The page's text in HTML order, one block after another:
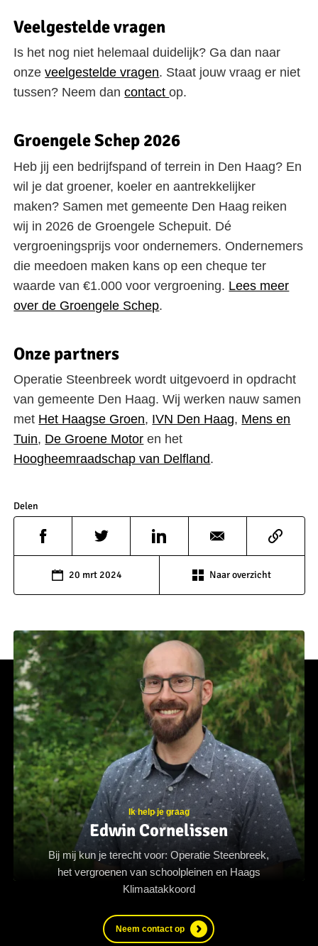
Veelgestelde vragen
Is het nog niet helemaal duidelijk? Ga dan naar
onzeveelgestelde vragen. Staat jouw vraag er niet
tussen? Neem dancontactop.
Groengele Schep 2026
Heb jij een bedrijfspand of terrein in Den Haag? En
wil je dat groener, koeler en aantrekkelijker
maken? Samen met gemeente Den Haag reiken
wij in 2026 de Groengele Schepuit. Dé
vergroeningsprijs voor ondernemers. Ondernemers
die meedoen maken kans op een cheque ter
waarde van €1.000 voor vergroening. Lees meer
over de Groengele Schep.
Onze partners
Operatie Steenbreek wordt uitgevoerd in opdracht
van gemeente Den Haag. Wij werken nauw samen
met Het Haagse Groen, IVN Den Haag, Mens en
Tuin, De Groene Motor en het
Hoogheemraadschap van Delfland.
Delen
20 mrt 2024 Naar overzicht
Ik help je graag
Edwin Cornelissen
Bij mij kun je terecht voor: Operatie Steenbreek,
het vergroenen van schoolpleinen en Haags
Klimaatakkoord
Neem contact op